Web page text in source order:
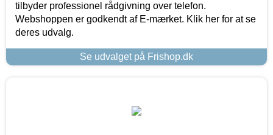
tilbyder professionel rådgivning over telefon.
Webshoppen er godkendt af E-mærket. Klik her for at se
deres udvalg.
Se udvalget på Frishop.dk